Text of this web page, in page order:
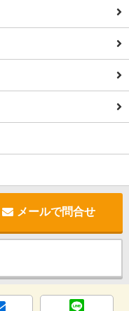
メールで問合せ